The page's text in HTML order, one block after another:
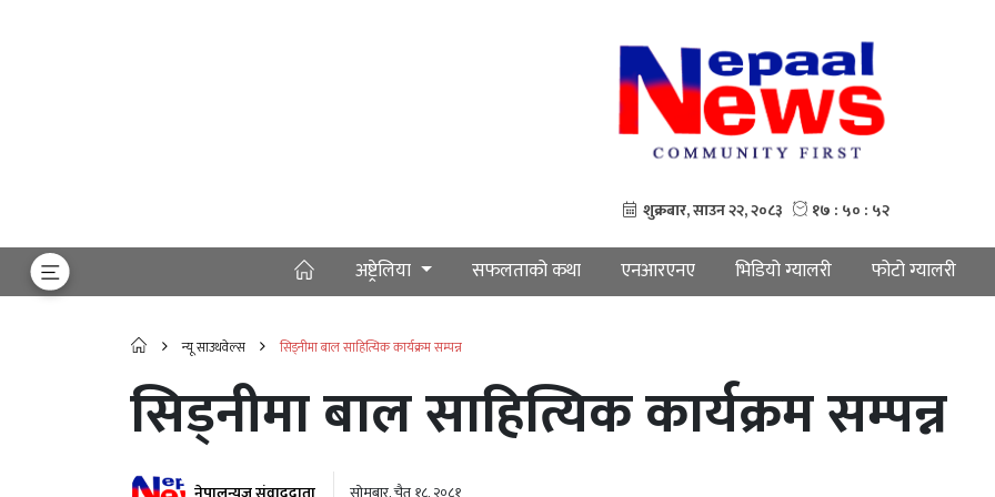
अष्ट्रेलिया सफलताको कथा एनआरएनए भिडियो ग्यालरी फोटो ग्यालरी
न्यू साउथवेल्स सिड्नीमा बाल साहित्यिक कार्यक्रम सम्पन्न
सिड्नीमा बाल साहित्यिक कार्यक्रम सम्पन्न